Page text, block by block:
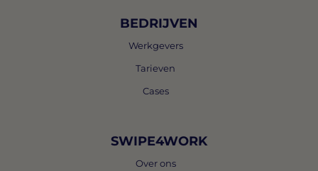
BEDRIJVEN
Werkgevers
Tarieven
Cases
SWIPE4WORK
Over ons